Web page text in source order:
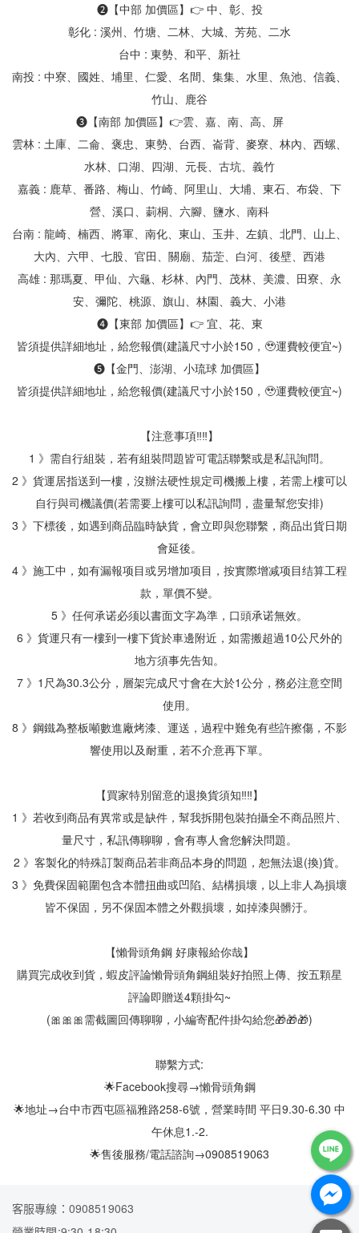
❷【中部 加價區】👉 中、彰、投
彰化 : 溪州、竹塘、二林、大城、芳苑、二水
台中 : 東勢、和平、新社
南投 : 中寮、國姓、埔里、仁愛、名間、集集、水里、魚池、信義、
竹山、鹿谷
❸【南部 加價區】👉雲、嘉、南、高、屏
雲林 : 土庫、二侖、褒忠、東勢、台西、崙背、麥寮、林內、西螺、
水林、口湖、四湖、元長、古坑、義竹
嘉義 : 鹿草、番路、梅山、竹崎、阿里山、大埔、東石、布袋、下
營、溪口、莿桐、六腳、鹽水、南科
台南 : 龍崎、楠西、將軍、南化、東山、玉井、左鎮、北門、山上、
大內、六甲、七股、官田、關廟、茄萣、白河、後壁、西港
高雄 : 那瑪夏、甲仙、六龜、杉林、內門、茂林、美濃、田寮、永
安、彌陀、桃源、旗山、林園、義大、小港
❹【東部 加價區】👉 宜、花、東
皆須提供詳細地址，給您報價(建議尺寸小於150，🥹運費較便宜~)
❺【金門、澎湖、小琉球 加價區】
皆須提供詳細地址，給您報價(建議尺寸小於150，🥹運費較便宜~)
【注意事項‼‼】
1 》需自行組裝，若有組裝問題皆可電話聯繫或是私訊詢問。
2 》貨運居指送到一樓，沒辦法硬性規定司機搬上樓，若需上樓可以
自行與司機議價(若需要上樓可以私訊詢問，盡量幫您安排)
3 》下標後，如遇到商品臨時缺貨，會立即與您聯繫，商品出貨日期
會延後。
4 》施工中，如有漏報项目或另增加项目，按實際增减项目结算工程
款，單價不變。
5 》任何承诺必须以書面文字為準，口頭承诺無效。
6 》貨運只有一樓到一樓下貨於車邊附近，如需搬超過10公尺外的
地方須事先告知。
7 》1尺為30.3公分，層架完成尺寸會在大於1公分，務必注意空間
使用。
8 》鋼鐵為整板噸數進廠烤漆、運送，過程中難免有些許擦傷，不影
響使用以及耐重，若不介意再下單。
【買家特別留意的退換貨須知‼‼】
1 》若收到商品有異常或是缺件，幫我拆開包裝拍攝全不商品照片、
量尺寸，私訊傳聊聊，會有專人會您解決問題。
2 》客製化的特殊訂製商品若非商品本身的問題，恕無法退(換)貨。
3 》免費保固範圍包含本體扭曲或凹陷、結構損壞，以上非人為損壞
皆不保固，另不保固本體之外觀損壞，如掉漆與髒汙。
【懶骨頭角鋼 好康報給你哉】
購買完成收到貨，蝦皮評論懶骨頭角鋼組裝好拍照上傳、按五顆星
評論即贈送4顆掛勾~
(🎀🎀🎀需截圖回傳聊聊，小編寄配件掛勾給您🎁🎁🎁)
聯繫方式:
🌟Facebook搜尋→懶骨頭角鋼
🌟地址→台中市西屯區福雅路258-6號，營業時間 平日9.30-6.30 中
午休息1.-2.
🌟售後服務/電話諮詢→0908519063
客服專線：0908519063